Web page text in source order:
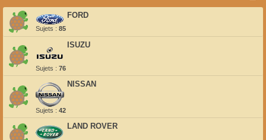
FORD
Sujets : 85
ISUZU
Sujets : 76
NISSAN
Sujets : 42
LAND ROVER